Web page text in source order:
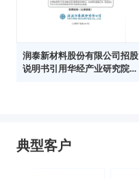
润泰新材料股份有限公司招股
说明书引用华经产业研究院数
典型客户